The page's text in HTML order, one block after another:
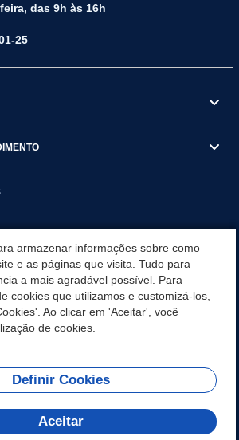
das 9h às 16h
25
armazenar informações sobre como
e as páginas que visita. Tudo para
a mais agradável possível. Para
cookies que utilizamos e customizá-los,
Ao clicar em 'Aceitar', você
de cookies.
Definir Cookies
Aceitar